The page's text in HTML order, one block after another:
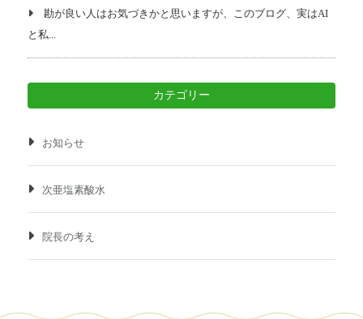
勘が良い人はお気づきかと思いますが、このブログ、実はAI
と私...
カテゴリー
お知らせ
次亜塩素酸水
院長の考え